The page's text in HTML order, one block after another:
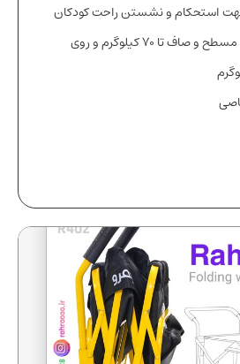
استحکام و نشستن راحت کودکان
تحمل وزن روی زمین مسطح و صاف تا ٧۰ کیلوگرم و روی